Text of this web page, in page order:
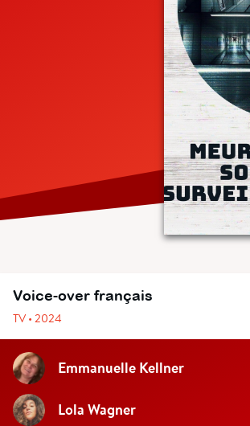
Voice-over français
TV • 2024
Emmanuelle Kellner
Lola Wagner